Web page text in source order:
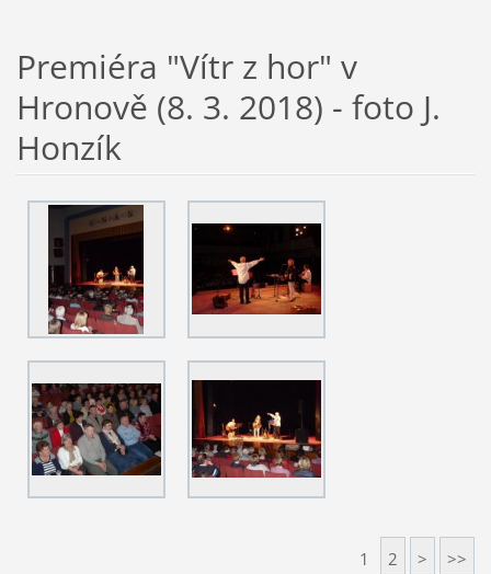
Premiéra "Vítr z hor" v
Hronově (8. 3. 2018) - foto J.
Honzík
1 2 > >>